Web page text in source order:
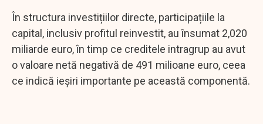
În structura investițiilor directe, participațiile la
capital, inclusiv profitul reinvestit, au însumat 2,020
miliarde euro, în timp ce creditele intragrup au avut
o valoare netă negativă de 491 milioane euro, ceea
ce indică ieșiri importante pe această componentă.